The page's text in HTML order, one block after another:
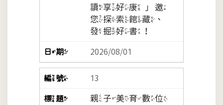
讀享好康」邀
您探索館藏、
發掘好書！
2026/08/01
13
親子美育數位